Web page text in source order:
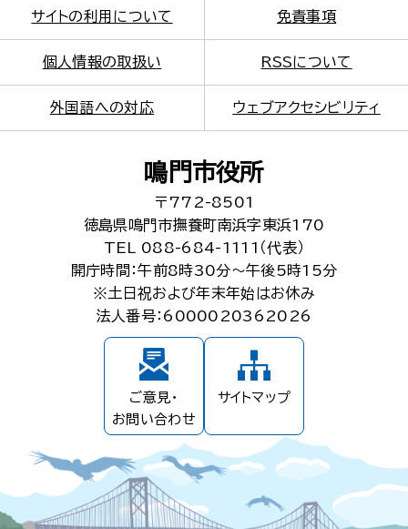
サイトの利用について 免責事項
個人情報の取扱い RSSについて
外国語への対応 ウェブアクセシビリティ
鳴門市役所
〒772-8501
徳島県鳴門市撫養町南浜字東浜170
TEL 088-684-1111（代表）
開庁時間：午前8時30分～午後5時15分
※土日祝および年末年始はお休み
法人番号：6000020362026
ご意見・
お問い合わせ
サイトマップ